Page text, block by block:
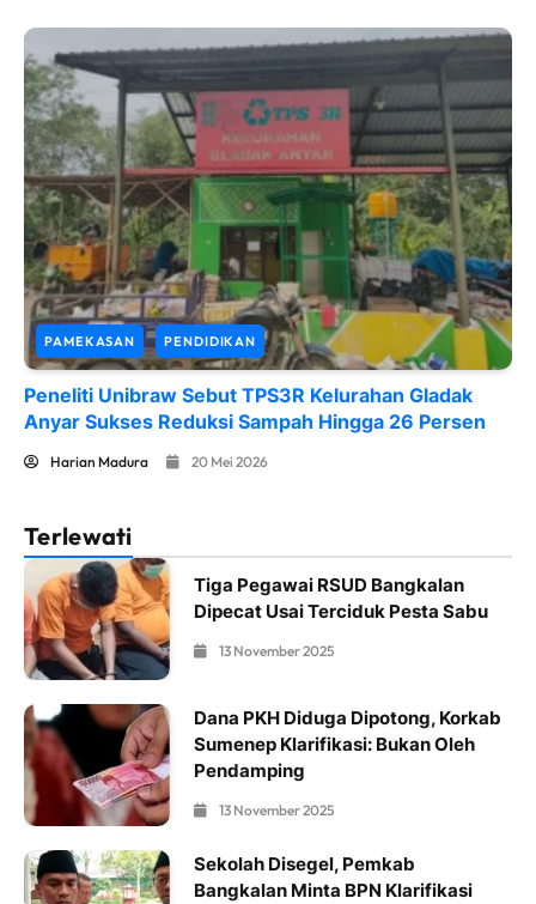
PAMEKASAN PENDIDIKAN
Peneliti Unibraw Sebut TPS3R Kelurahan Gladak
Anyar Sukses Reduksi Sampah Hingga 26 Persen
Harian Madura 20 Mei 2026
Terlewati
Tiga Pegawai RSUD Bangkalan
Dipecat Usai Terciduk Pesta Sabu
13 November 2025
Dana PKH Diduga Dipotong, Korkab
Sumenep Klarifikasi: Bukan Oleh
Pendamping
13 November 2025
Sekolah Disegel, Pemkab
Bangkalan Minta BPN Klarifikasi